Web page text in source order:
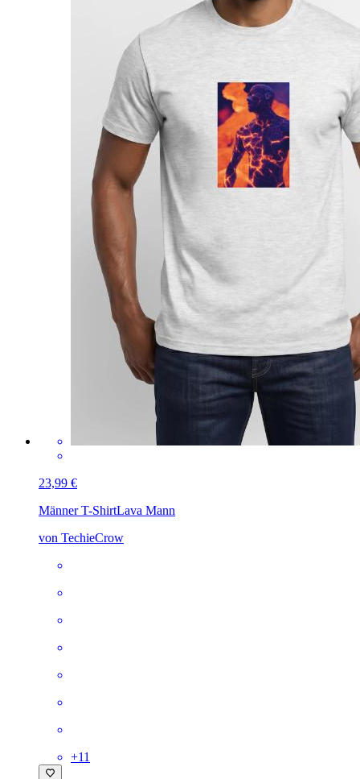
23,99 €
Männer T-ShirtLava Mann
von TechieCrow
+11